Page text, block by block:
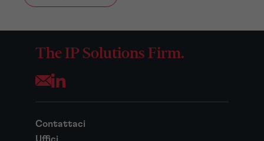
The IP Solutions Firm.
Opens your mail application
Contattaci
Uffici